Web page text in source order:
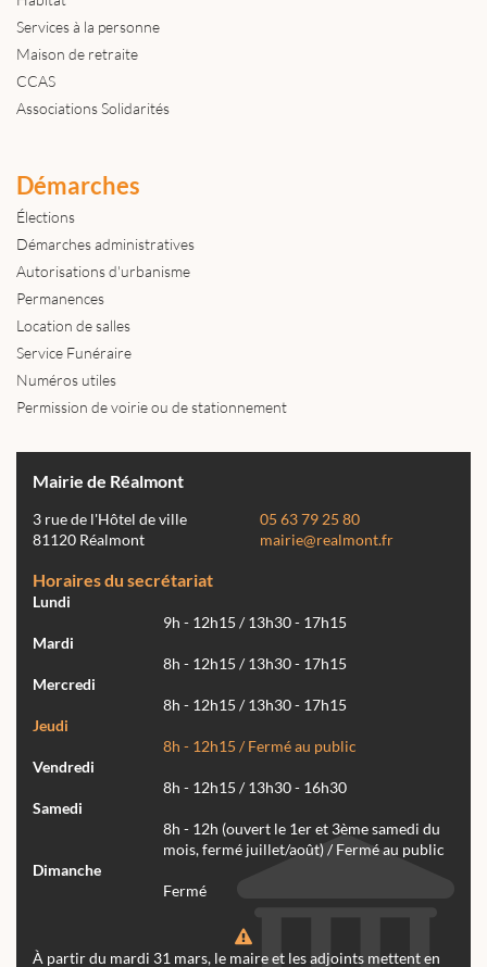
Services à la personne
Maison de retraite
CCAS
Associations Solidarités
Démarches
Élections
Démarches administratives
Autorisations d'urbanisme
Permanences
Location de salles
Service Funéraire
Numéros utiles
Permission de voirie ou de stationnement
Mairie de Réalmont
3 rue de l'Hôtel de ville
81120 Réalmont
05 63 79 25 80
mairie@realmont.fr
Horaires du secrétariat
Lundi
9h - 12h15 / 13h30 - 17h15
Mardi
8h - 12h15 / 13h30 - 17h15
Mercredi
8h - 12h15 / 13h30 - 17h15
Jeudi
8h - 12h15 / Fermé au public
Vendredi
8h - 12h15 / 13h30 - 16h30
Samedi
8h - 12h (ouvert le 1er et 3ème samedi du
mois, fermé juillet/août) / Fermé au public
Dimanche
Fermé
À partir du mardi 31 mars, le maire et les adjoints mettent en